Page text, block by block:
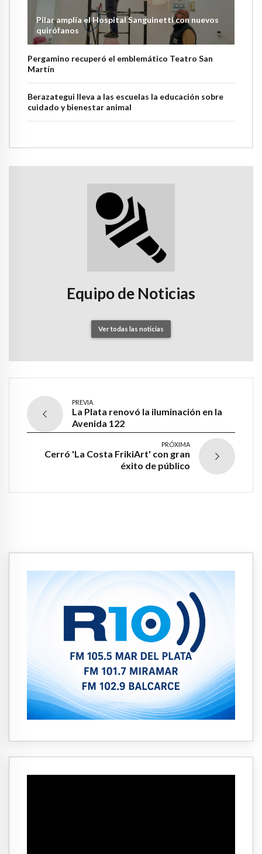
Pilar amplía el Hospital Sanguinetti con nuevos
quirófanos
Pergamino recuperó el emblemático Teatro San
Martín
Berazategui lleva a las escuelas la educación sobre
cuidado y bienestar animal
Equipo de Noticias
Ver todas las noticias
PREVIA
La Plata renovó la iluminación en la
Avenida 122
PRÓXIMA
Cerró 'La Costa FrikiArt' con gran
éxito de público